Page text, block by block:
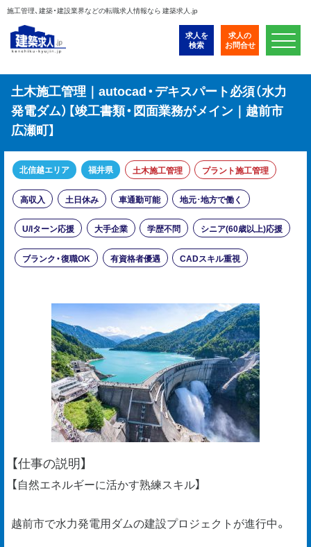
施工管理、建築・建設業界などの転職求人情報なら 建築求人.jp
求人を
検索
求人の
お問合せ
土木施工管理｜autocad・デキスパート必須（水力
発電ダム）【竣工書類・図面業務がメイン｜越前市
広瀬町】
北信越エリア 福井県 土木施工管理 プラント施工管理
高収入 土日休み 車通勤可能 地元･地方で働く
U/Iターン応援 大手企業 学歴不問 シニア(60歳以上)応援
ブランク・復職OK 有資格者優遇 CADスキル重視
【仕事の説明】
【自然エネルギーに活かす熟練スキル】
越前市で水力発電用ダムの建設プロジェクトが進行中。